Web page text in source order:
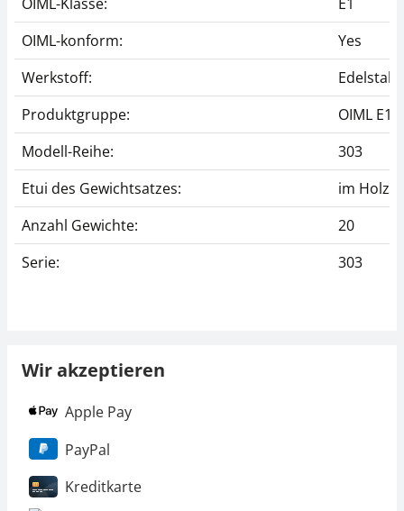
OIML-konform:
Yes
Werkstoff:
Produktgruppe:
OIML E1
Modell-Reihe:
303
Etui des Gewichtsatzes:
im
Anzahl Gewichte:
20
Serie:
303
Wir akzeptieren
Apple Pay
PayPal
Kreditkarte